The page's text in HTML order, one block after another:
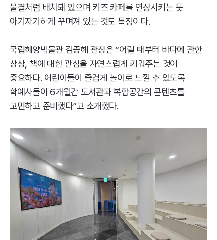
물결처럼 배치돼 있으며 키즈 카페를 연상시키는 듯
아기자기하게 꾸며져 있는 것도 특징이다.
국립해양박물관 김종해 관장은 “어릴 때부터 바다에 관한
상상, 책에 대한 관심을 자연스럽게 키워주는 것이
중요하다. 어린이들이 즐겁게 놀이로 느낄 수 있도록
학예사들이 6개월간 도서관과 복합공간의 콘텐츠를
고민하고 준비했다”고 소개했다.